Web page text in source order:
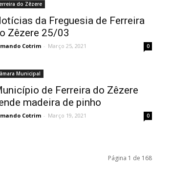
do Zêzere
da Freguesia de Ferreira
Zêzere 25/03
Cotrim - Março 25, 2021 0
Municipal
de Ferreira do Zêzere
madeira de pinho
Cotrim - Março 19, 2021 0
Página 1 de 168